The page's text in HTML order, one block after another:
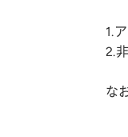
1.
2.
な